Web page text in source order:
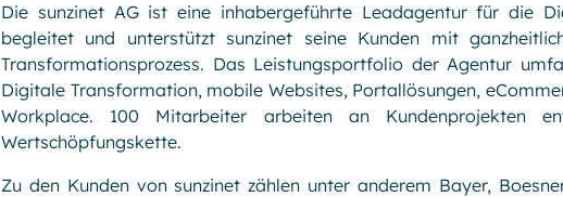
Die sunzinet AG ist eine inhabergeführte Leadagentur für die
begleitet und unterstützt sunzinet seine Kunden mit
Transformationsprozess. Das Leistungsportfolio der Agentur
Digitale Transformation, mobile Websites, Portallösungen,
Workplace. 100 Mitarbeiter arbeiten an Kundenprojekten
Wertschöpfungskette.
Zu den Kunden von sunzinet zählen unter anderem Bayer,